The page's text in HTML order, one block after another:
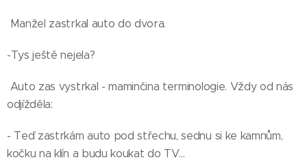
Manžel zastrkal auto do dvora.
-Tys ještě nejela?
Auto zas vystrkal - maminčina terminologie. Vždy od nás
odjížděla:
- Teď zastrkám auto pod střechu, sednu si ke kamnům,
kočku na klín a budu koukat do TV...